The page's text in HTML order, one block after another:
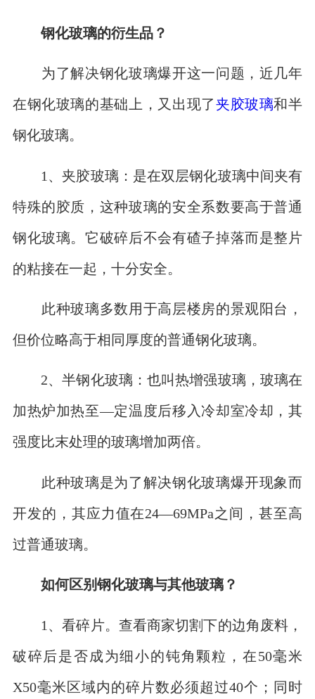
钢化玻璃的衍生品？
为了解决钢化玻璃爆开这一问题，近几年
在钢化玻璃的基础上，又出现了 夹胶玻璃和半
钢化玻璃。
1、夹胶玻璃：是在双层钢化玻璃中间夹有
特殊的胶质，这种玻璃的安全系数要高于普通
钢化玻璃。它破碎后不会有碴子掉落而是整片
的粘接在一起，十分安全。
此种玻璃多数用于高层楼房的景观阳台，
但价位略高于相同厚度的普通钢化玻璃。
2、半钢化玻璃：也叫热增强玻璃，玻璃在
加热炉加热至—定温度后移入冷却室冷却，其
强度比末处理的玻璃增加两倍。
此种玻璃是为了解决钢化玻璃爆开现象而
开发的，其应力值在24—69MPa之间，甚至高
过普通玻璃。
如何区别钢化玻璃与其他玻璃？
1、看碎片。查看商家切割下的边角废料，
破碎后是否成为细小的钝角颗粒，在50毫米
X50毫米区域内的碎片数必须超过40个；同时